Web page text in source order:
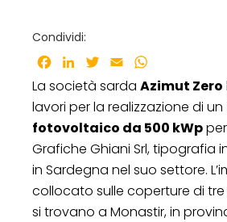
Condividi:
Facebook
LinkedInTwitter
Email
La società sarda Azimut Zero
lavori per la realizzazione di un
fotovoltaico da 500 kWp
Grafiche Ghiani Srl, tipografia
in Sardegna nel suo settore.
collocato sulle coperture di
si trovano a Monastir, in